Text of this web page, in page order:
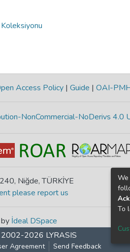
Access Policy | Guide | OAI-
NonCommercial-NoDerivs 4.0
Niğde, TÜRKİYE
please report us
İdeal DSpace
2026 LYRASIS
Agreement Send Feedback
To